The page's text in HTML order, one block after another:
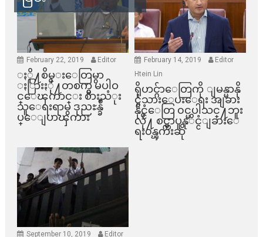
February 22, 2019 Editor
ႏို႔စိမ္းေတြမွာ
ႏြားႏို႔တစက္မွ မပါဝ
င္ေၾကာင္း စားသံုး
သူေရးရာမွ ဒုညႊန္ခ်ဳ
ပ္ေျပာၾကား
February 14, 2019
Editor
Htein Lin
ရိုဟင္ဂ်ာေတြကို ျမန္မာနို
င္ငံသားေပးေရး အျခား
နိုင္ငံေတြ ၀င္မပါသင္႔ဘူး
လို႔ စင္ကာပူနုိင္ငံျခားေ
ရး၀န္ၾကီးဆို
September 10, 2019 Editor